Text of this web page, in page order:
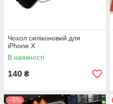
Чохол силіконовий для
iPhone X
В наявності
140 ₴
–5%